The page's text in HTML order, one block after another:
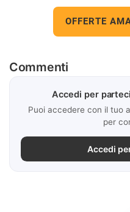
OFFERTE
Commenti
Accedi per
Puoi accedere con il tuo
per
Accedi